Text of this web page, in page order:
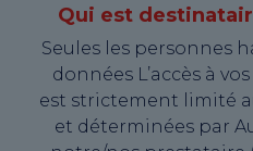
Qui est
Seules les personnes
données L’accès à
est strictement limité
et déterminées par